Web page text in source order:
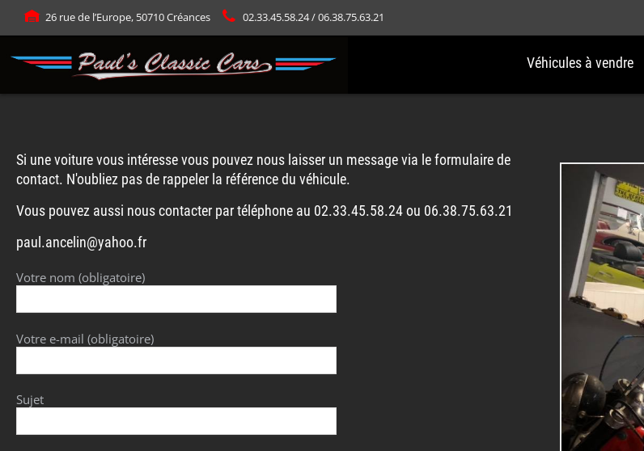
26 rue de l’Europe, 50710 Créances 02.33.45.58.24 / 06.38.75.63.21
Véhicules à vendre
Si une voiture vous intéresse vous pouvez nous laisser un message via le formulaire de
contact. N'oubliez pas de rappeler la référence du véhicule.
Vous pouvez aussi nous contacter par téléphone au 02.33.45.58.24 ou 06.38.75.63.21
paul.ancelin@yahoo.fr
Votre nom (obligatoire)
Votre e-mail (obligatoire)
Sujet
Panneau de gestion des cookies